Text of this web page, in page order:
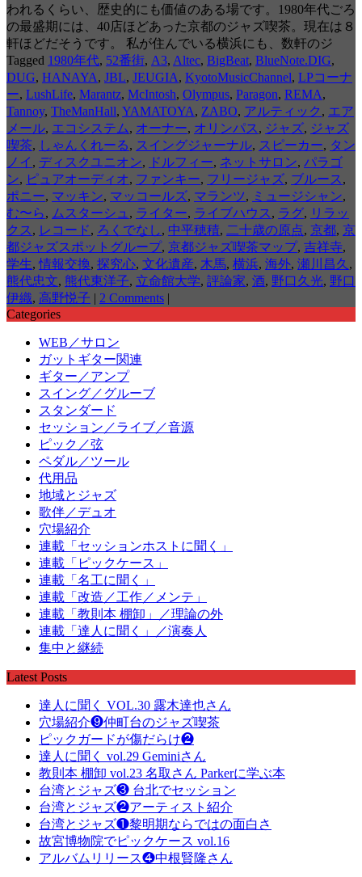
われるくらい、歴史的にも価値のある場です。1980年代ごろ
の最盛期には、40店ほどあった京都のジャズ喫茶。現在は８
軒ほどだそうです。 私が住んでいる横浜にも、数軒のジ
Tagged 1980年代, 52番街, A3, Altec, BigBeat, BlueNote.DIG,
DUG, HANAYA, JBL, JEUGIA, KyotoMusicChannel, LPコーナ
ー, LushLife, Marantz, McIntosh, Olympus, Paragon, REMA,
Tannoy, TheManHall, YAMATOYA, ZABO, アルティック , エア
メール, エコシステム, オーナー, オリンパス , ジャズ, ジャズ
喫茶, しゃんくれーる, スイングジャーナル, スピーカー, タン
ノイ , ディスクユニオン, ドルフィー, ネットサロン, パラゴ
ン, ピュアオーディオ, ファンキー, フリージャズ, ブルース ,
ポニー, マッキン, マッコールズ, マランツ, ミュージシャン,
む〜ら, ムスターシュ , ライター, ライブハウス , ラグ, リラッ
クス , レコード, ろくでなし, 中平穂積, 二十歳の原点, 京都, 京
都ジャズスポットグループ, 京都ジャズ喫茶マップ, 吉祥寺,
学生,情報交換, 探究心, 文化遺産, 木馬, 横浜, 海外, 瀬川昌久 ,
熊代忠文, 熊代東洋子, 立命館大学, 評論家, 酒, 野口久光, 野口
伊織, 高野悦子 | 2 Comments |
Categories
WEB／サロン
ガットギター関連
ギター／アンプ
スイング／グルーブ
スタンダード
セッション／ライブ／音源
ピック／弦
ペダル／ツール
代用品
地域とジャズ
歌伴／デュオ
穴場紹介
連載「セッションホストに聞く」
連載「ピックケース」
連載「名工に聞く」
連載「改造／工作／メンテ」
連載「教則本 棚卸」／理論の外
連載「達人に聞く」／演奏人
集中と継続
Latest Posts
達人に聞く VOL.30 露木達也さん
穴場紹介❾仲町台のジャズ喫茶
ピックガードが傷だらけ❷
達人に聞く vol.29 Geminiさん
教則本 棚卸 vol.23 名取さん Parkerに学ぶ本
台湾とジャズ❸ 台北でセッション
台湾とジャズ❷アーティスト紹介
台湾とジャズ❶黎明期ならではの面白さ
故宮博物院でピックケース vol.16
アルバムリリース❹中根賢隆さん